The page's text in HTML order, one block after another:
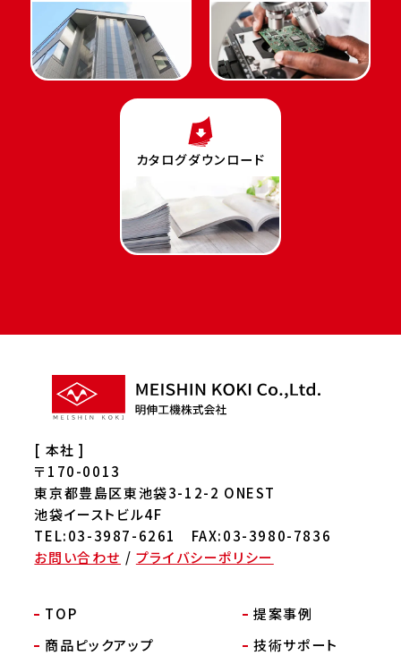
カタログダウンロード
[ 本社 ]
〒170-0013
東京都豊島区東池袋3-12-2 ONEST
池袋イーストビル4F
TEL:03-3987-6261 FAX:03-3980-7836
お問い合わせ / プライバシーポリシー
TOP
提案事例
商品ピックアップ
技術サポート